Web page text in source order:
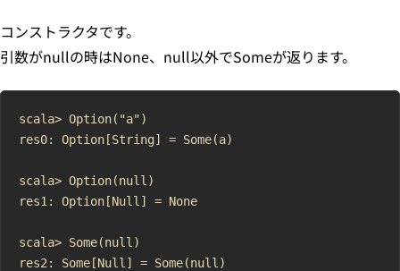
コンストラクタです。
引数がnullの時はNone、null以外でSomeが返ります。
scala> Option("a")
res0: Option[String] = Some(a)
scala> Option(null)
res1: Option[Null] = None
scala> Some(null)
res2: Some[Null] = Some(null)